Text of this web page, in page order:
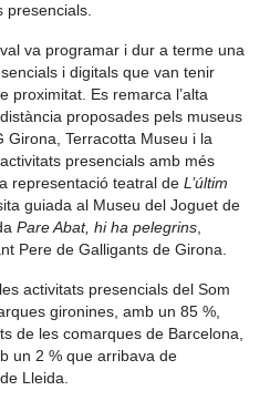
presencials.
va programar i dur a terme una
i digitals que van tenir
proximitat. Es remarca l’alta
proposades pels museus
Girona, Terracotta Museu i la
presencials amb més
representació teatral de L’últim
guiada al Museu del Joguet de
Pare Abat, hi ha pelegrins
Pere de Galligants de Girona
activitats presencials del Som
gironines, amb un 85 %,
de les comarques de Barcelona,
un 2 % que arribava de
Lleida.